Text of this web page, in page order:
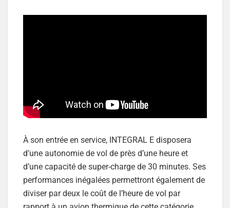
À son entrée en service, INTEGRAL E disposera
d’une autonomie de vol de près d’une heure et
d’une capacité de super-charge de 30 minutes. Ses
performances inégalées permettront également de
diviser par deux le coût de l’heure de vol par